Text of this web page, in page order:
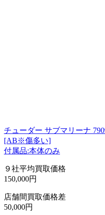
チューダー サブマリーナ
[AB※傷多い]
付属品:本体のみ
９社平均買取価格
150,000円
店舗間買取価格差
50,000円